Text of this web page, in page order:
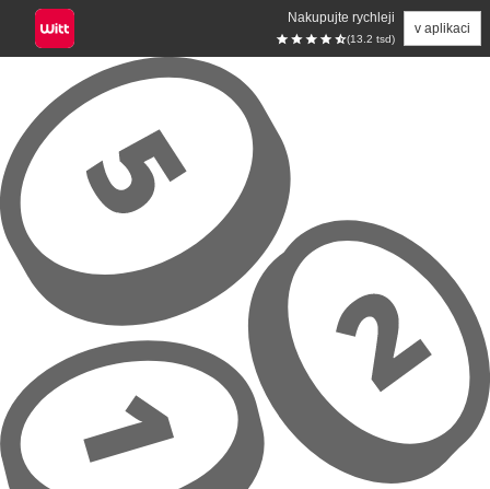
Nakupujte rychleji
(13.2 tsd)
v aplikaci
Přeskočit na hlavní obsah